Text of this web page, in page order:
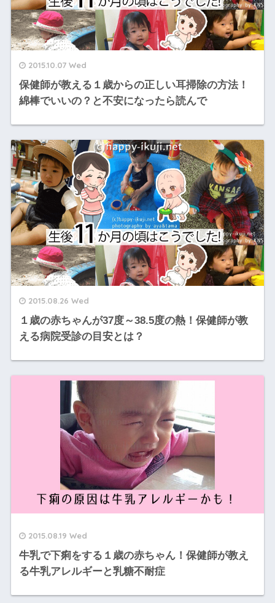
2015.10.07 Wed
保健師が教える１歳からの正しい耳掃除の方法！
綿棒でいいの？と不安になったら読んで
2015.08.26 Wed
１歳の赤ちゃんが37度～38.5度の熱！保健師が教
える病院受診の目安とは？
2015.08.19 Wed
牛乳で下痢をする１歳の赤ちゃん！保健師が教え
る牛乳アレルギーと乳糖不耐症